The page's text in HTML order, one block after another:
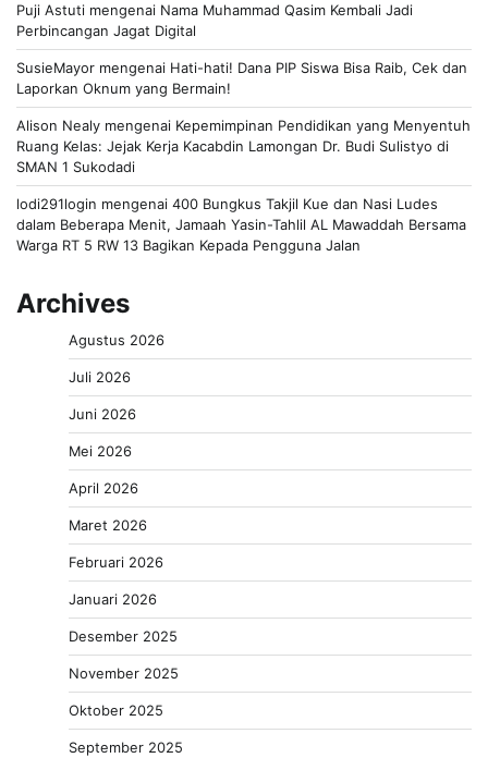
Puji Astuti mengenai Nama Muhammad Qasim Kembali Jadi
Perbincangan Jagat Digital
SusieMayor mengenai Hati-hati! Dana PIP Siswa Bisa Raib, Cek dan
Laporkan Oknum yang Bermain!
Alison Nealy mengenai Kepemimpinan Pendidikan yang Menyentuh
Ruang Kelas: Jejak Kerja Kacabdin Lamongan Dr. Budi Sulistyo di
SMAN 1 Sukodadi
lodi291login mengenai 400 Bungkus Takjil Kue dan Nasi Ludes
dalam Beberapa Menit, Jamaah Yasin-Tahlil AL Mawaddah Bersama
Warga RT 5 RW 13 Bagikan Kepada Pengguna Jalan
Archives
Agustus 2026
Juli 2026
Juni 2026
Mei 2026
April 2026
Maret 2026
Februari 2026
Januari 2026
Desember 2025
November 2025
Oktober 2025
September 2025